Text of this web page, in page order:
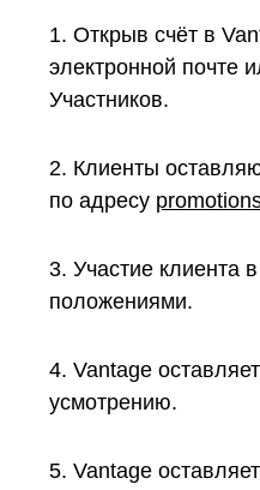
1. Открыв счёт в
электронной почте
Участников.
2. Клиенты
по адресу
3. Участие клиента
положениями.
4. Vantage
усмотрению.
5. Vantage